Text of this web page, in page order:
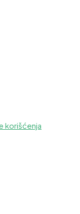
korišćenja